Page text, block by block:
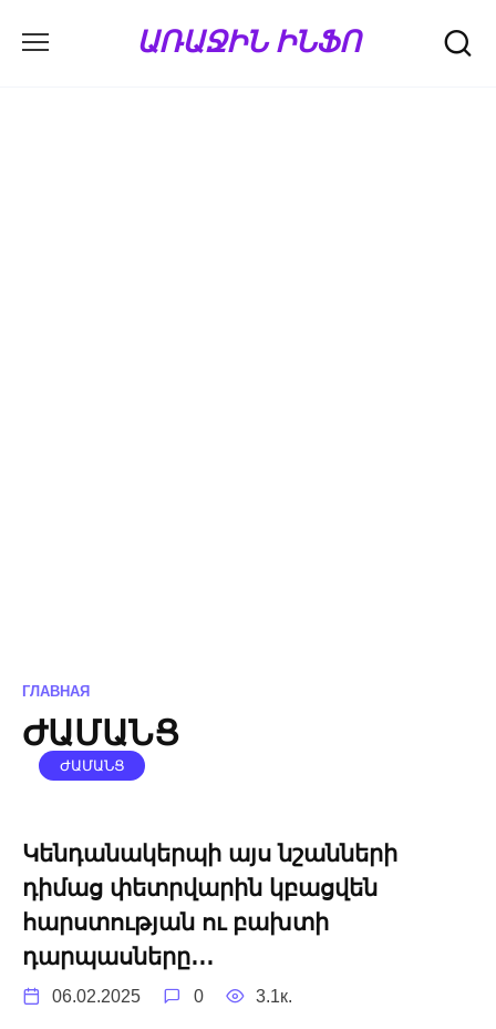
ԱՌԱՋԻՆ ԻՆՖՈ
ГЛАВНАЯ
ԺԱՄԱՆՑ
ԺԱՄԱՆՑ
Կենդանակերպի այս նշանների
դիմաց փետրվարին կբացվեն
հարստության ու բախտի
դարպասները․․․
06.02.2025 0 3.1к.